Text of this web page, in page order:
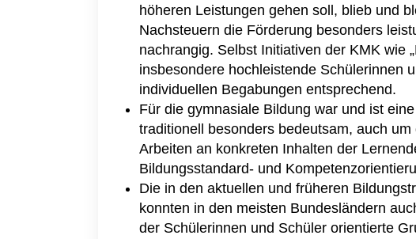
höheren Leistungen gehen soll, blieb und
Nachsteuern die Förderung besonders
nachrangig. Selbst Initiativen der KMK wie
insbesondere hochleistende Schülerinnen
individuellen Begabungen entsprechend.
Für die gymnasiale Bildung war und ist
traditionell besonders bedeutsam, auch
Arbeiten an konkreten Inhalten der
Bildungsstandard- und
Die in den aktuellen und früheren
konnten in den meisten Bundesländern
der Schülerinnen und Schüler orientierte